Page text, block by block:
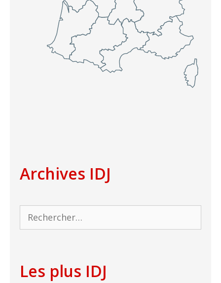
Archives IDJ
Rechercher :
Les plus IDJ